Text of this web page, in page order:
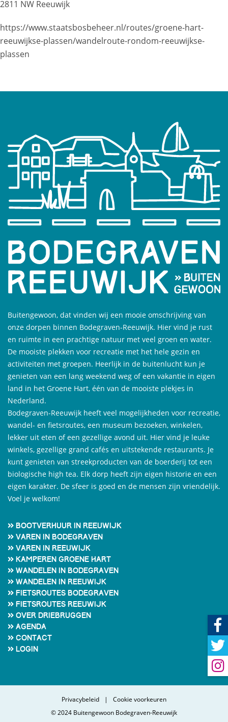
2811 NW Reeuwijk
https://www.staatsbosbeheer.nl/routes/groene-hart-
reeuwijkse-plassen/wandelroute-rondom-reeuwijkse-
plassen
Buitengewoon, dat vinden wij een mooie omschrijving van
onze dorpen binnen Bodegraven-Reeuwijk. Hier vind je rust
en ruimte in een prachtige natuur met veel groen en water.
De mooiste plekken voor recreatie met het hele gezin en
activiteiten met groepen. Heerlijk in de buitenlucht kun je
genieten van een lang weekend weg of een vakantie in eigen
land in het Groene Hart, één van de mooiste plekjes in
Nederland.
Bodegraven-Reeuwijk heeft veel mogelijkheden voor recreatie,
wandel- en fietsroutes, een museum bezoeken, winkelen,
lekker uit eten of een gezellige avond uit. Hier vind je leuke
winkels, gezellige grand cafés en uitstekende restaurants. Je
kunt genieten van streekproducten van de boerderij tot een
biologische high tea. Elk dorp heeft zijn eigen historie en een
eigen karakter. De sfeer is goed en de mensen zijn vriendelijk.
Voel je welkom!
Bootverhuur in Reeuwijk
Varen in Bodegraven
Varen in Reeuwijk
Kamperen Groene Hart
Wandelen in Bodegraven
Wandelen in Reeuwijk
Fietsroutes Bodegraven
Fietsroutes Reeuwijk
Over Driebruggen
Agenda
Contact
Login
© 2024 Buitengewoon Bodegraven-Reeuwijk
Privacybeleid Cookie voorkeuren